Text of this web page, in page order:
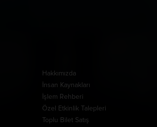
Hakkımızda
İnsan Kaynakları
İşlem Rehberi
Özel Etkinlik Talepleri
Toplu Bilet Satış